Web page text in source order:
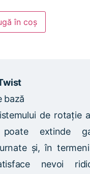
în coș
bază
de rotație
poate extinde
și, în
nevoi